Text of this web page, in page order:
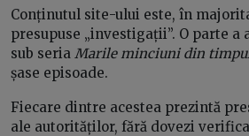
Conținutul site-ului este, în
presupuse „investigații”. O parte a
sub seria Marile minciuni din
șase episoade.
Fiecare dintre acestea prezintă
ale autorităților, fără dovezi